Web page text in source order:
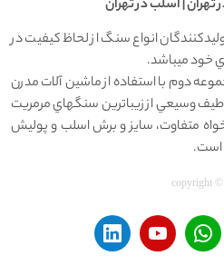
| اسلب در تهران
انواع سنگ از لحاظ کيفيت در
خود ميباشد.
با احداث مجموعه دوم با استفاده از ماشين آلات مدرن
طيف وسيعي از زيباترين سنگهاي مرمريت
متفاوت، سايز و برش اسلب و پوليش
است.
copyright ©